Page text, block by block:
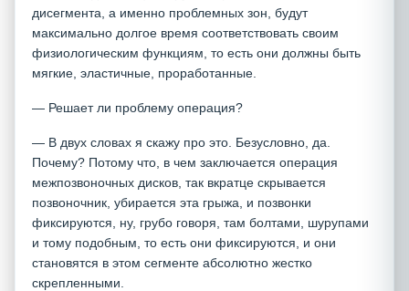
дисегмента, а именно проблемных зон, будут
максимально долгое время соответствовать своим
физиологическим функциям, то есть они должны быть
мягкие, эластичные, проработанные.
— Решает ли проблему операция?
— В двух словах я скажу про это. Безусловно, да.
Почему? Потому что, в чем заключается операция
межпозвоночных дисков, так вкратце скрывается
позвоночник, убирается эта грыжа, и позвонки
фиксируются, ну, грубо говоря, там болтами, шурупами
и тому подобным, то есть они фиксируются, и они
становятся в этом сегменте абсолютно жестко
скрепленными.